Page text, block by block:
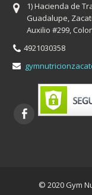
1) Hacienda de
Guadalupe,
Auxilio #299,
4921030358
© 2020 Gym